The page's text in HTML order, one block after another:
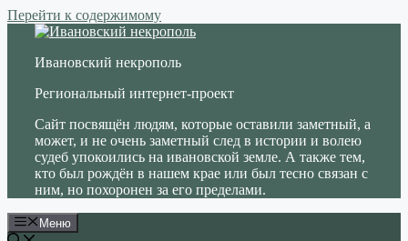
Перейти к содержимому
Ивановский некрополь
Региональный интернет-проект
Сайт посвящён людям, которые оставили заметный, а
может, и не очень заметный след в истории и волею
судеб упокоились на ивановской земле. А также тем,
кто был рождён в нашем крае или был тесно связан с
ним, но похоронен за его пределами.
Меню